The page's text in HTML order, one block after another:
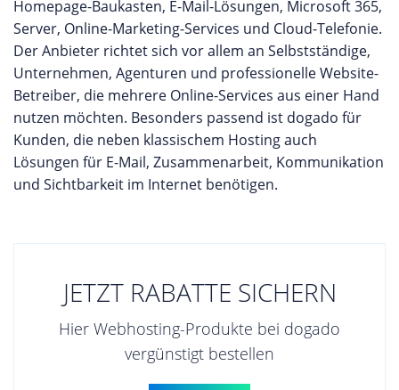
Homepage-Baukasten, E-Mail-Lösungen, Microsoft 365,
Server, Online-Marketing-Services und Cloud-Telefonie.
Der Anbieter richtet sich vor allem an Selbstständige,
Unternehmen, Agenturen und professionelle Website-
Betreiber, die mehrere Online-Services aus einer Hand
nutzen möchten. Besonders passend ist dogado für
Kunden, die neben klassischem Hosting auch
Lösungen für E-Mail, Zusammenarbeit, Kommunikation
und Sichtbarkeit im Internet benötigen.
JETZT RABATTE SICHERN
Hier Webhosting-Produkte bei dogado
vergünstigt bestellen